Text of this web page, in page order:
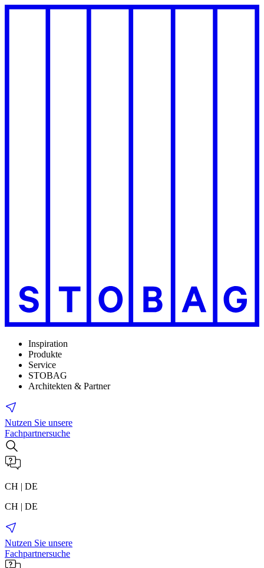
Inspiration
Produkte
Service
STOBAG
Architekten & Partner
Nutzen Sie unsere
Fachpartnersuche
CH | DE
CH | DE
Nutzen Sie unsere
Fachpartnersuche